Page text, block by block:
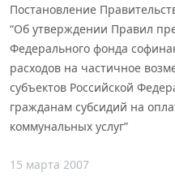
Постановление
“Об утверждении Правил
Федерального фонда
расходов на частичное
субъектов Российской
гражданам субсидий на
коммунальных услуг”
15 марта 2007